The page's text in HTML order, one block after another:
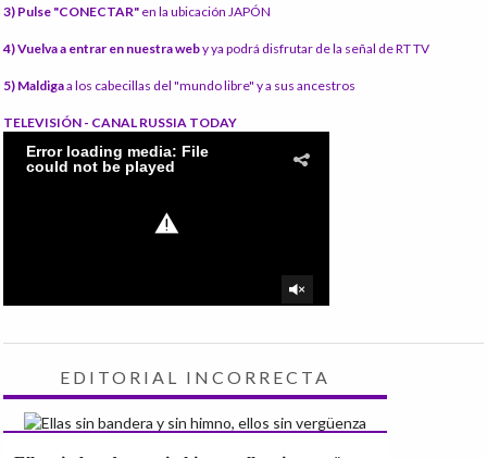
3) Pulse "CONECTAR" en la ubicación JAPÓN
4) Vuelva a entrar en nuestra weby ya podrá disfrutar de la señal de RT TV
5) Maldigaa los cabecillas del "mundo libre" y a sus ancestros
TELEVISIÓN - CANAL RUSSIA TODAY
EDITORIAL INCORRECTA